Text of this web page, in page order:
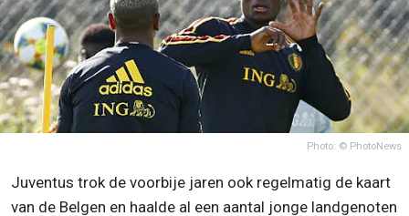
Photo: © PhotoNews
Juventus trok de voorbije jaren ook regelmatig de kaart
van de Belgen en haalde al een aantal jonge landgenoten